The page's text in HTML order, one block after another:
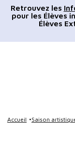
principal
Retrouvez les
pour les Élèves
Élèves
Accueil Saison